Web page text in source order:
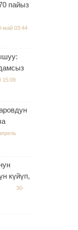
пайыз
май 03:44
15:09
күйүп,
30-